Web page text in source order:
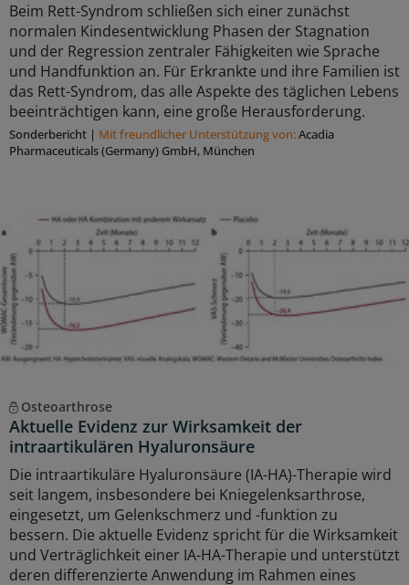
Beim Rett-Syndrom schließen sich einer zunächst
normalen Kindesentwicklung Phasen der Stagnation
und der Regression zentraler Fähigkeiten wie Sprache
und Handfunktion an. Für Erkrankte und ihre Familien ist
das Rett-Syndrom, das alle Aspekte des täglichen Lebens
beeinträchtigen kann, eine große Herausforderung.
Sonderbericht | Mit freundlicher Unterstützung von:Acadia
Pharmaceuticals (Germany) GmbH, München
Osteoarthrose
Aktuelle Evidenz zur Wirksamkeit der
intraartikulären Hyaluronsäure
Die intraartikuläre Hyaluronsäure (IA-HA)-Therapie wird
seit langem, insbesondere bei Kniegelenksarthrose,
eingesetzt, um Gelenkschmerz und -funktion zu
bessern. Die aktuelle Evidenz spricht für die Wirksamkeit
und Verträglichkeit einer IA-HA-Therapie und unterstützt
deren differenzierte Anwendung im Rahmen eines